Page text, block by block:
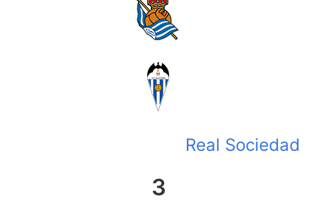
Real Sociedad
3